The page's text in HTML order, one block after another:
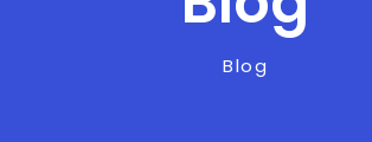
Blog